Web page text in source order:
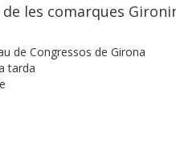
les comarques
de Congressos de Girona
tarda